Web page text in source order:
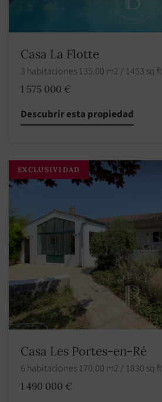
Casa La Flotte
3 habitaciones 135.00 m2 / 1453 sq ft
1 575 000 €
Descubrir esta propiedad
EXCLUSIVIDAD
Casa Les Portes-en-Ré
6 habitaciones 170.00 m2 / 1830 sq ft
1 490 000 €